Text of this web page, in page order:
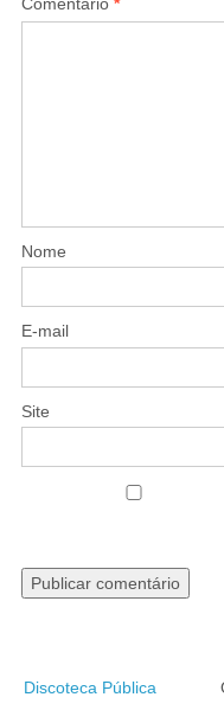
Nome
E-mail
Site
Discoteca Pública